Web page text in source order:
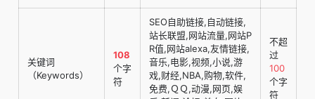
关键词
（Keywords）
108
个字
符
SEO自助链接,自动链接,
站长联盟,网站流量,网站P
R值,网站alexa,友情链接,
音乐,电影,视频,小说,游
戏,财经,NBA,购物,软件,
免费,ＱＱ,动漫,网页,娱
不超
过
100
个字
符